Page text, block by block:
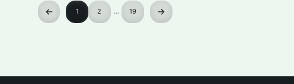
1 2 … 19